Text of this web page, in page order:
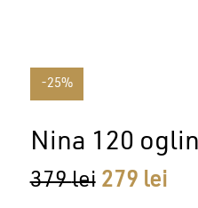
-25%
Nina 120
379lei Prețul
279 lei